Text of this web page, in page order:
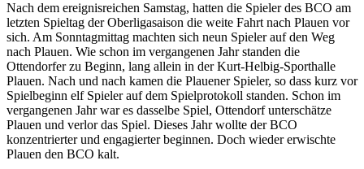
Nach dem ereignisreichen Samstag, hatten die Spieler des BCO am
letzten Spieltag der Oberligasaison die weite Fahrt nach Plauen vor
sich. Am Sonntagmittag machten sich neun Spieler auf den Weg
nach Plauen. Wie schon im vergangenen Jahr standen die
Ottendorfer zu Beginn, lang allein in der Kurt-Helbig-Sporthalle
Plauen. Nach und nach kamen die Plauener Spieler, so dass kurz vor
Spielbeginn elf Spieler auf dem Spielprotokoll standen. Schon im
vergangenen Jahr war es dasselbe Spiel, Ottendorf unterschätze
Plauen und verlor das Spiel. Dieses Jahr wollte der BCO
konzentrierter und engagierter beginnen. Doch wieder erwischte
Plauen den BCO kalt.